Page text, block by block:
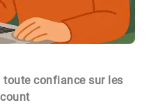
toute confiance sur les